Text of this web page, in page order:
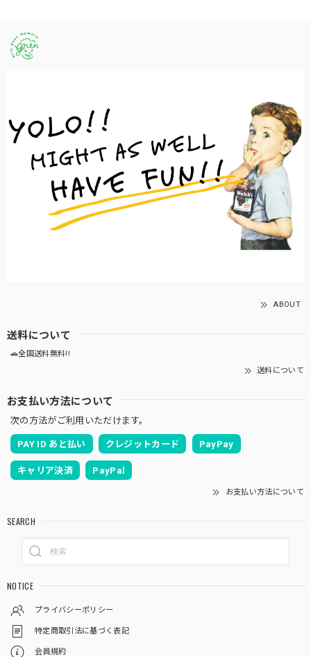
ABOUT
送料について
🚗全国送料無料!!
送料について
お支払い方法について
次の方法がご利用いただけます。
PAY ID あと払い クレジットカード PayPay
キャリア決済 PayPal
お支払い方法について
SEARCH
NOTICE
プライバシーポリシー
特定商取引法に基づく表記
会員規約